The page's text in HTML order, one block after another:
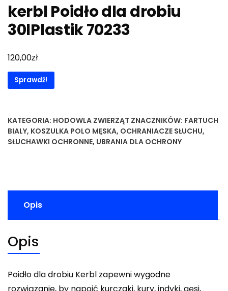
kerbl Poidło dla drobiu
30lPlastik 70233
120,00zł
Sprawdź!
KATEGORIA: HODOWLA ZWIERZĄT ZNACZNIKÓW: FARTUCH
BIALY, KOSZULKA POLO MĘSKA, OCHRANIACZE SŁUCHU,
SŁUCHAWKI OCHRONNE, UBRANIA DLA OCHRONY
Opis
Opis
Poidło dla drobiu Kerbl zapewni wygodne
rozwiązanie, by napoić kurczaki, kury, indyki, gęsi,